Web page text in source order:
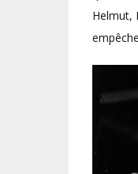
Helmut,